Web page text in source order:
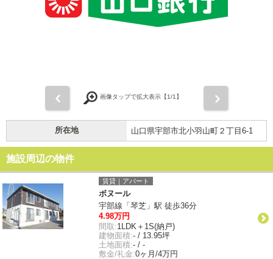
画像タップで拡大表示【1/1】
所在地 山口県宇部市北小羽山町２丁目6-1
施設周辺の物件
賃貸｜アパート
ボヌール
宇部線「琴芝」駅 徒歩36分
4.98万円
間取:1LDK＋1S(納戸)
建物面積:- / 13.95坪
土地面積:- / -
敷金/礼金:0ヶ月/4万円